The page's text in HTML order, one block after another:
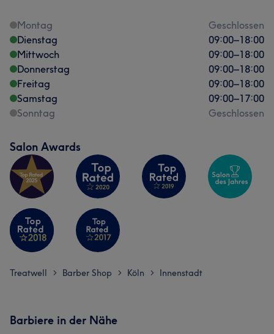
Montag
Geschlossen
Dienstag
09:00–18:00
Mittwoch
09:00–18:00
Donnerstag
09:00–18:00
Freitag
09:00–18:00
Samstag
09:00–17:00
Sonntag
Geschlossen
Salon Awards
Treatwell > Barber Shop > Köln > Innenstadt
Barbiere in der Nähe